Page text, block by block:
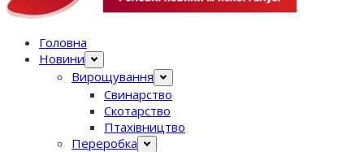
Головна
Новини
Вирощування
Свинарство
Скотарство
Птахівництво
Переробка